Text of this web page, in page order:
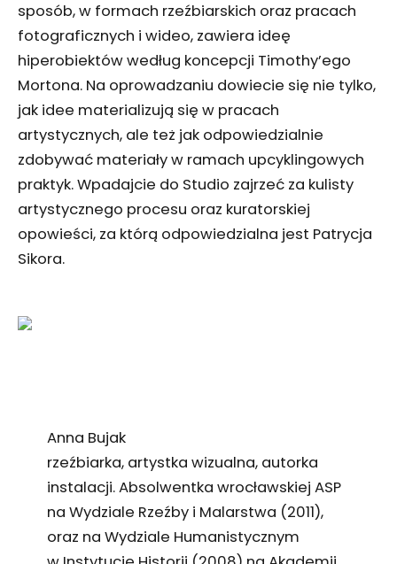
sposób, w formach rzeźbiarskich oraz pracach
fotograficznych i wideo, zawiera ideę
hiperobiektów według koncepcji Timothy’ego
Mortona. Na oprowadzaniu dowiecie się nie tylko,
jak idee materializują się w pracach
artystycznych, ale też jak odpowiedzialnie
zdobywać materiały w ramach upcyklingowych
praktyk. Wpadajcie do Studio zajrzeć za kulisty
artystycznego procesu oraz kuratorskiej
opowieści, za którą odpowiedzialna jest Patrycja
Sikora.
Anna Bujak
rzeźbiarka, artystka wizualna, autorka
instalacji. Absolwentka wrocławskiej ASP
na Wydziale Rzeźby i Malarstwa (2011),
oraz na Wydziale Humanistycznym